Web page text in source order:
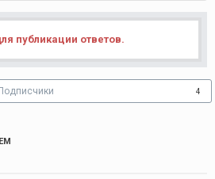
публикации ответов.
4